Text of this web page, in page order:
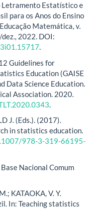
Letramento Estatístico e
para os Anos do Ensino
Matemática, v.
2022. DOI:
.
Guidelines for
Education (GAISE
Data Science Education.
Association. 2020.
J. (Eds.). (2017).
in statistics education.
978-3-319-66195-
Nacional Comum
KATAOKA, V. Y.
In: Teaching statistics